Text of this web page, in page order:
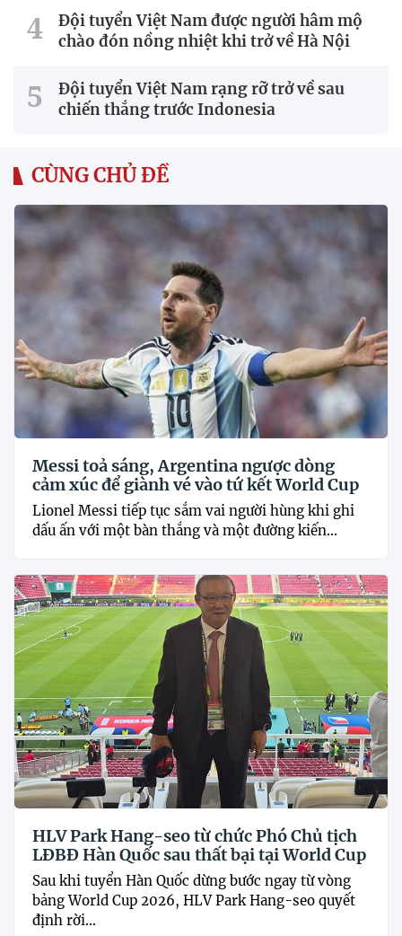
Đội tuyển Việt Nam được người hâm mộ
chào đón nồng nhiệt khi trở về Hà Nội
Đội tuyển Việt Nam rạng rỡ trở về sau
chiến thắng trước Indonesia
CÙNG CHỦ ĐỀ
Messi toả sáng, Argentina ngược dòng
cảm xúc để giành vé vào tứ kết World Cup
Lionel Messi tiếp tục sắm vai người hùng khi ghi
dấu ấn với một bàn thắng và một đường kiến...
HLV Park Hang-seo từ chức Phó Chủ tịch
LĐBĐ Hàn Quốc sau thất bại tại World Cup
Sau khi tuyển Hàn Quốc dừng bước ngay từ vòng
bảng World Cup 2026, HLV Park Hang-seo quyết
định rời...